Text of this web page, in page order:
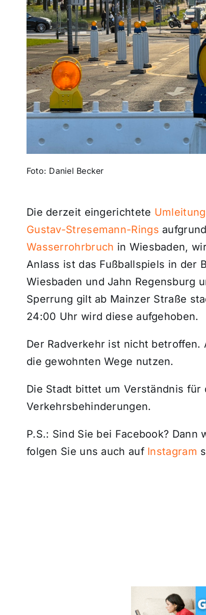
Foto: Daniel Becker
Die derzeit eingerichtete
Gustav-Stresemann-Rings
Wasserrohrbruch in Wiesbaden,
Anlass ist das Fußballspiels in der
Wiesbaden und Jahn Regensburg
Sperrung gilt ab Mainzer Straße
24:00 Uhr wird diese aufgehoben.
Der Radverkehr ist nicht betroffen.
die gewohnten Wege nutzen.
Die Stadt bittet um Verständnis
Verkehrsbehinderungen.
P.S.: Sind Sie bei Facebook? Dann
folgen Sie uns auch auf Instagram